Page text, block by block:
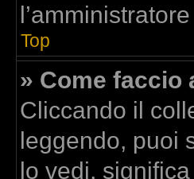
Top
» Come faccio
Cliccando il
leggendo, puoi
lo vedi,